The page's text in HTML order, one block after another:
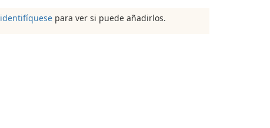
identifíquese para ver si puede añadirlos.